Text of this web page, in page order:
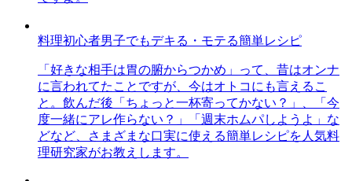
料理初心者男子でもデキる・モテる簡単レシピ
「好きな相手は胃の腑からつかめ」って、昔はオンナ
に言われてたことですが、今はオトコにも言えるこ
と。飲んだ後「ちょっと一杯寄ってかない？」、「今
度一緒にアレ作らない？」「週末ホムパしようよ」な
どなど、さまざまな口実に使える簡単レシピを人気料
理研究家がお教えします。